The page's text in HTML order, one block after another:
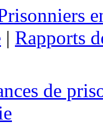
| Rapports
de